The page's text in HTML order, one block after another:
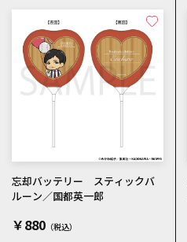
忘却バッテリー スティックバ
ルーン／国都英一郎
￥880